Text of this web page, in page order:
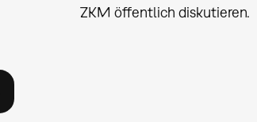
ZKM öffentlich diskutieren.